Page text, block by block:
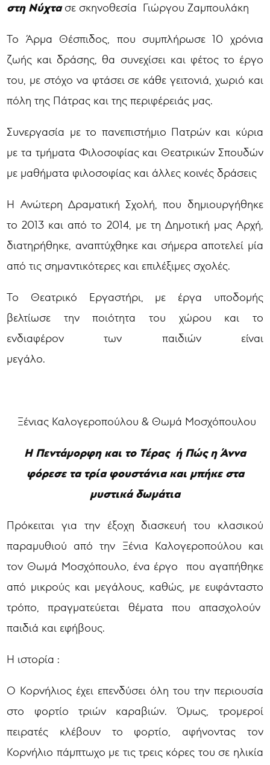
στη Νύχτασε σκηνοθεσία Γιώργου Ζαμπουλάκη
Το Άρμα Θέσπιδος, που συμπλήρωσε 10 χρόνια
ζωής και δράσης, θα συνεχίσει και φέτος το έργο
του, με στόχο να φτάσει σε κάθε γειτονιά, χωριό και
πόλη της Πάτρας και της περιφέρειάς μας.
Συνεργασία με το πανεπιστήμιο Πατρών και κύρια
με τα τμήματα Φιλοσοφίας και Θεατρικών Σπουδών
με μαθήματα φιλοσοφίας και άλλες κοινές δράσεις
Η Ανώτερη Δραματική Σχολή, που δημιουργήθηκε
το 2013 και από το 2014, με τη Δημοτική μας Αρχή,
διατηρήθηκε, αναπτύχθηκε και σήμερα αποτελεί μία
από τις σημαντικότερες και επιλέξιμες σχολές.
Το Θεατρικό Εργαστήρι, με έργα υποδομής
βελτίωσε την ποιότητα του χώρου και το
ενδιαφέρον των παιδιών είναι
μεγάλο.
Ξένιας Καλογεροπούλου & Θωμά Μοσχόπουλου
Η Πεντάμορφη και το Τέρας ή Πώς η Άννα
φόρεσε τα τρία φουστάνια και μπήκε στα
μυστικά δωμάτια
Πρόκειται για την έξοχη διασκευή του κλασικού
παραμυθιού από την Ξένια Καλογεροπούλου και
τον Θωμά Μοσχόπουλο, ένα έργο που αγαπήθηκε
από μικρούς και μεγάλους, καθώς, με ευφάνταστο
τρόπο, πραγματεύεται θέματα που απασχολούν
παιδιά και εφήβους.
Η ιστορία :
Ο Κορνήλιος έχει επενδύσει όλη του την περιουσία
στο φορτίο τριών καραβιών. Όμως, τρομεροί
πειρατές κλέβουν το φορτίο, αφήνοντας τον
Κορνήλιο πάμπτωχο με τις τρεις κόρες του σε ηλικία